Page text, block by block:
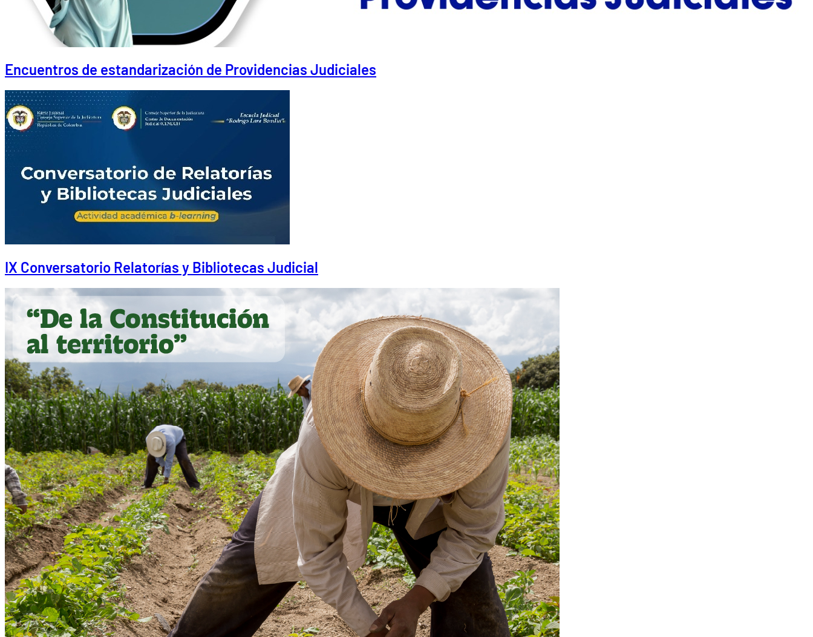
Encuentros de estandarización de Providencias Judiciales
IX Conversatorio Relatorías y Bibliotecas Judicial